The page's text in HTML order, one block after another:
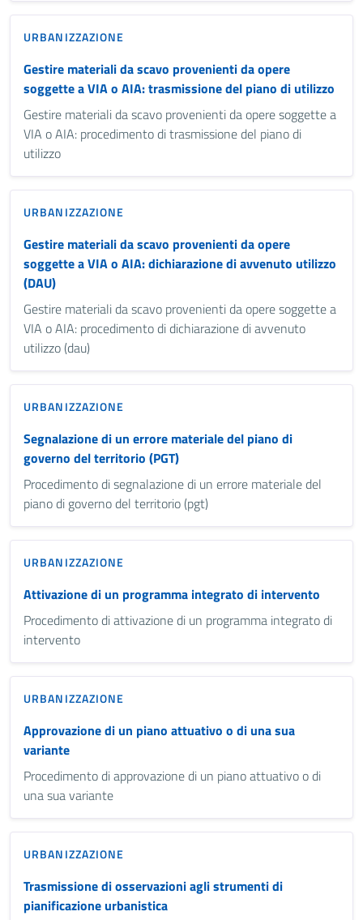
URBANIZZAZIONE
Gestire materiali da scavo provenienti da opere
soggette a VIA o AIA: trasmissione del piano di utilizzo
Gestire materiali da scavo provenienti da opere soggette a
VIA o AIA: procedimento di trasmissione del piano di
utilizzo
URBANIZZAZIONE
Gestire materiali da scavo provenienti da opere
soggette a VIA o AIA: dichiarazione di avvenuto utilizzo
(DAU)
Gestire materiali da scavo provenienti da opere soggette a
VIA o AIA: procedimento di dichiarazione di avvenuto
utilizzo (dau)
URBANIZZAZIONE
Segnalazione di un errore materiale del piano di
governo del territorio (PGT)
Procedimento di segnalazione di un errore materiale del
piano di governo del territorio (pgt)
URBANIZZAZIONE
Attivazione di un programma integrato di intervento
Procedimento di attivazione di un programma integrato di
intervento
URBANIZZAZIONE
Approvazione di un piano attuativo o di una sua
variante
Procedimento di approvazione di un piano attuativo o di
una sua variante
URBANIZZAZIONE
Trasmissione di osservazioni agli strumenti di
pianificazione urbanistica